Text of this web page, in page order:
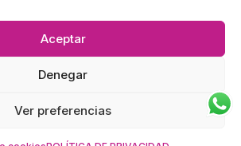
Aceptar
Denegar
Ver preferencias
•Política de Accesibilidad
Política de Cookies